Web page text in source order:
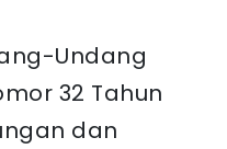
Undang
32 Tahun
dan